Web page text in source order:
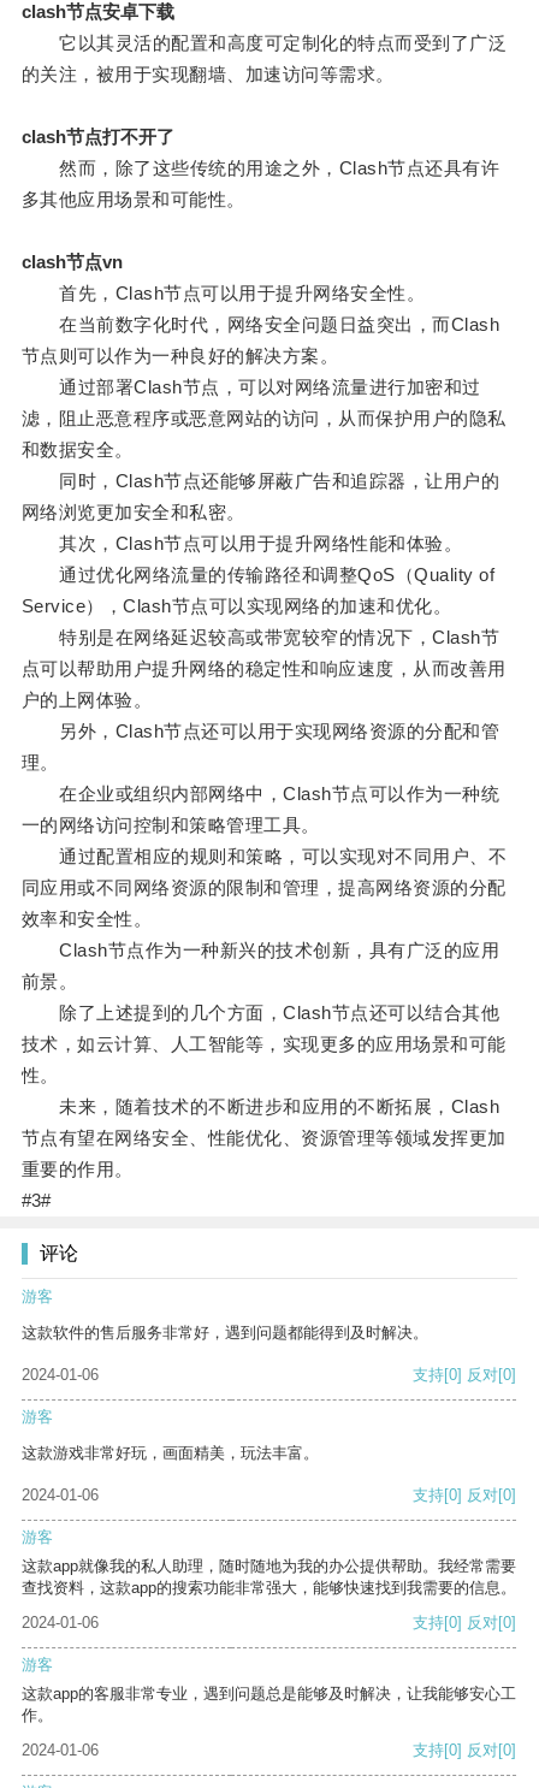
clash节点安卓下载
它以其灵活的配置和高度可定制化的特点而受到了广泛
的关注，被用于实现翻墙、加速访问等需求。
clash节点打不开了
然而，除了这些传统的用途之外，Clash节点还具有许
多其他应用场景和可能性。
clash节点vn
首先，Clash节点可以用于提升网络安全性。
在当前数字化时代，网络安全问题日益突出，而Clash
节点则可以作为一种良好的解决方案。
通过部署Clash节点，可以对网络流量进行加密和过
滤，阻止恶意程序或恶意网站的访问，从而保护用户的隐私
和数据安全。
同时，Clash节点还能够屏蔽广告和追踪器，让用户的
网络浏览更加安全和私密。
其次，Clash节点可以用于提升网络性能和体验。
通过优化网络流量的传输路径和调整QoS（Quality of
Service），Clash节点可以实现网络的加速和优化。
特别是在网络延迟较高或带宽较窄的情况下，Clash节
点可以帮助用户提升网络的稳定性和响应速度，从而改善用
户的上网体验。
另外，Clash节点还可以用于实现网络资源的分配和管
理。
在企业或组织内部网络中，Clash节点可以作为一种统
一的网络访问控制和策略管理工具。
通过配置相应的规则和策略，可以实现对不同用户、不
同应用或不同网络资源的限制和管理，提高网络资源的分配
效率和安全性。
Clash节点作为一种新兴的技术创新，具有广泛的应用
前景。
除了上述提到的几个方面，Clash节点还可以结合其他
技术，如云计算、人工智能等，实现更多的应用场景和可能
性。
未来，随着技术的不断进步和应用的不断拓展，Clash
节点有望在网络安全、性能优化、资源管理等领域发挥更加
重要的作用。
#3#
评论
游客
这款软件的售后服务非常好，遇到问题都能得到及时解决。
2024-01-06 支持[0] 反对[0]
游客
这款游戏非常好玩，画面精美，玩法丰富。
2024-01-06 支持[0] 反对[0]
游客
这款app就像我的私人助理，随时随地为我的办公提供帮助。我经常需要
查找资料，这款app的搜索功能非常强大，能够快速找到我需要的信息。
2024-01-06
支持[0] 反对[0]
游客
这款app的客服非常专业，遇到问题总是能够及时解决，让我能够安心工
作。
2024-01-06
支持[0] 反对[0]